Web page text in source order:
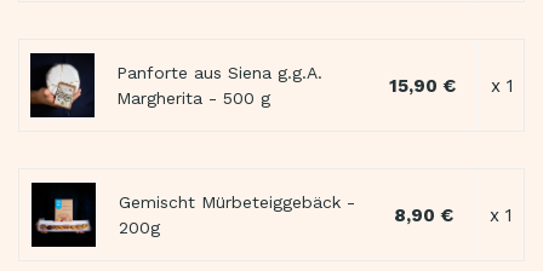
Panforte aus Siena g.g.A.
Margherita - 500 g
15,90 € x 1
Gemischt Mürbeteiggebäck -
200g
8,90 € x 1